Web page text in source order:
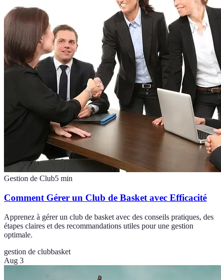
Gestion de Club5 min
Comment Gérer un Club de Basket avec Efficacité
Apprenez à gérer un club de basket avec des conseils pratiques, des
étapes claires et des recommandations utiles pour une gestion
optimale.
gestion de clubbasket
Aug 3